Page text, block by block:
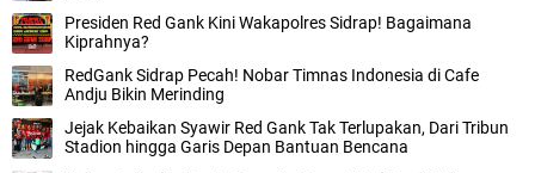
Presiden Red Gank Kini Wakapolres Sidrap! Bagaimana
Kiprahnya?
RedGank Sidrap Pecah! Nobar Timnas Indonesia di Cafe
Andju Bikin Merinding
Jejak Kebaikan Syawir Red Gank Tak Terlupakan, Dari Tribun
Stadion hingga Garis Depan Bantuan Bencana